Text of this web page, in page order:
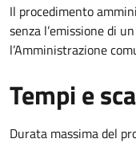
Il procedimento
senza l’emissione di
l’Amministrazione
Tempi e
Durata massima del